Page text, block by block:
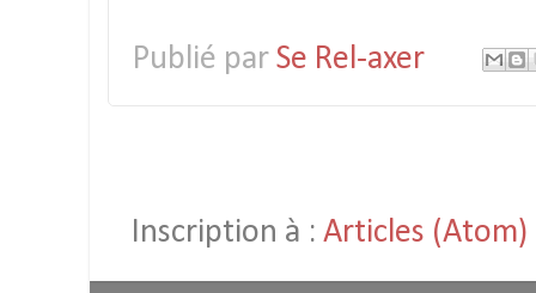
Publié par Se Rel-axer
Inscription à : Articles (Atom)